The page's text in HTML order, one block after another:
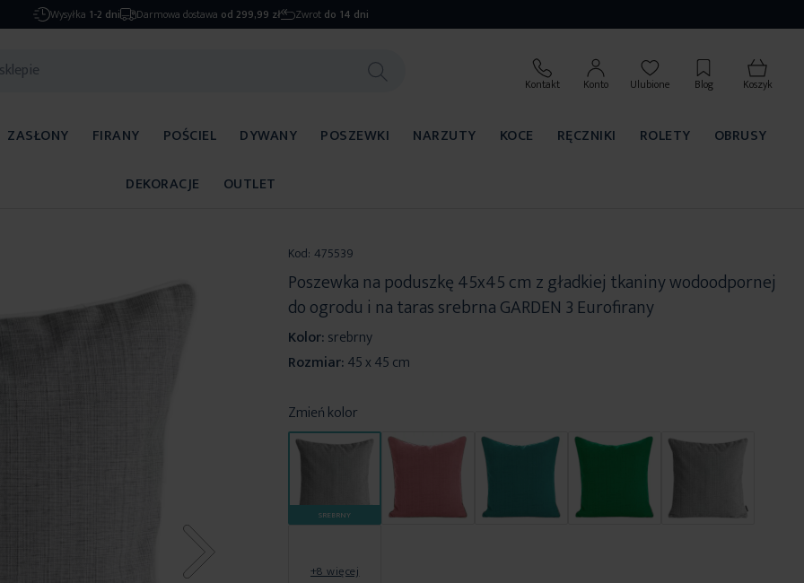
Wysyłka 1-2 dni Darmowa dostawa od 299,99 zł Zwrot do 14 dni
Kontakt Konto Ulubione Blog Koszyk
ZASŁONY FIRANY POŚCIEL DYWANY POSZEWKI NARZUTY KOCE RĘCZNIKI ROLETY
OBRUSY
DEKORACJE
OUTLET
Kod: 475539
Poszewka na poduszkę 45x45 cm z gładkiej tkaniny wodoodpornej
do ogrodu i na taras srebrna GARDEN 3 Eurofirany
Kolor:srebrny
Rozmiar:45 x 45 cm
Zmień kolor
SREBRNY
+8 więcej